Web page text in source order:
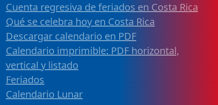
Cuenta regresiva de feriados en Costa Rica
Qué se celebra hoy en Costa Rica
Descargar calendario en PDF
Calendario imprimible: PDF horizontal,
vertical y listado
Feriados
Calendario Lunar